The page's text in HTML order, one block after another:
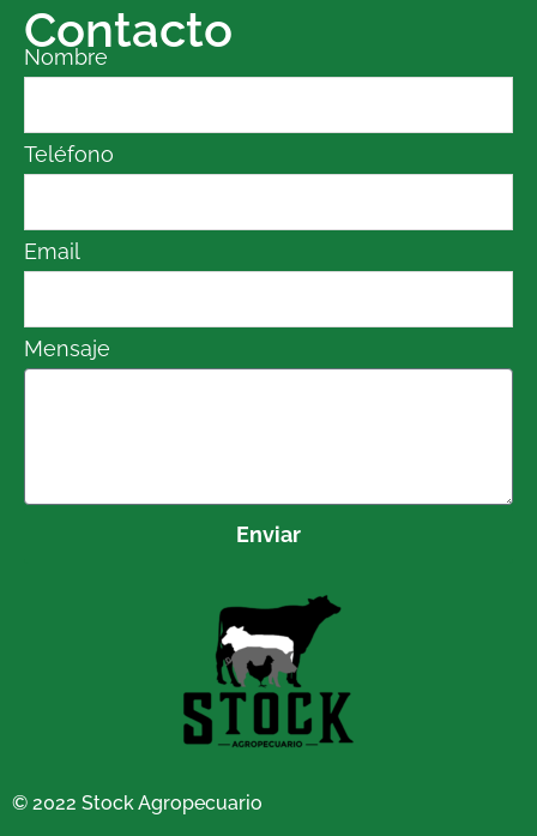
Contacto
Nombre
Teléfono
Email
Mensaje
Enviar
© 2022 Stock Agropecuario